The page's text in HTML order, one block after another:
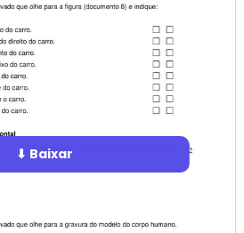
⬇ Baixar